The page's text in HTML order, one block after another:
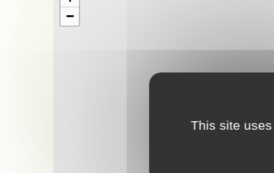
−
This site